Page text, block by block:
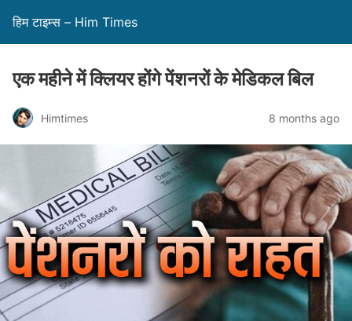
हिम टाइम्स – Him Times
एक महीने में क्लियर होंगे पेंशनरों के मेडिकल बिल
Himtimes 8 months ago